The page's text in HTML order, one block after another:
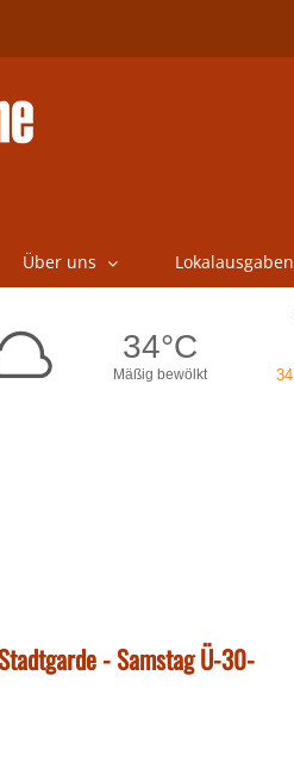
Über uns Lokalausgaben
- Samstag Ü-30-